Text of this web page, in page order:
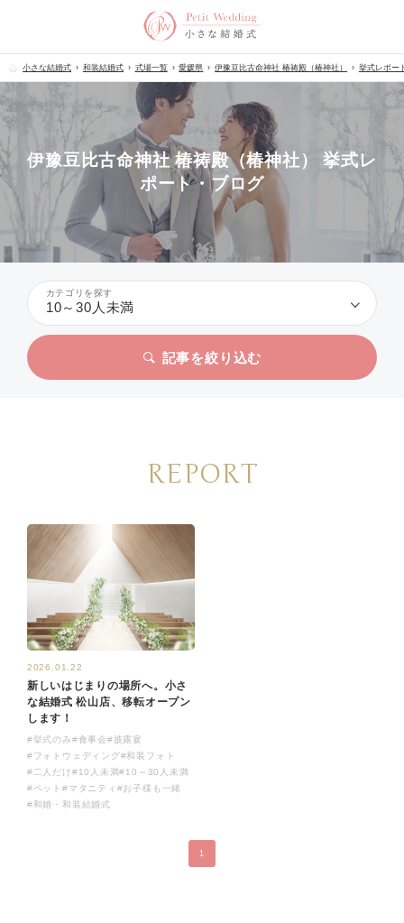
小さな結婚式 和装結婚式 式場一覧 愛媛県 伊豫豆比古命神社 椿祷殿（椿神社） 挙式レポー
伊豫豆比古命神社 椿祷殿（椿神社） 挙式レ
ポート・ブログ
カテゴリを探す
10～30人未満
記事を絞り込む
REPORT
2026.01.22
新しいはじまりの場所へ。小さ
な結婚式 松山店、移転オープン
します！
#挙式のみ#食事会#披露宴
#フォトウェディング#和装フォト
#二人だけ#10人未満#10～30人未満
#ペット #マタニティ #お子様も一緒
#和婚・和装結婚式
1